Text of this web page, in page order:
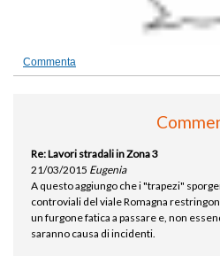
Commenta
Re: Lavori stradali in Zona 3
21/03/2015 Eugenia
A questo aggiungo che i "trapezi"
controviali del viale Romagna
un furgone fatica a passare e, non
saranno causa di incidenti.